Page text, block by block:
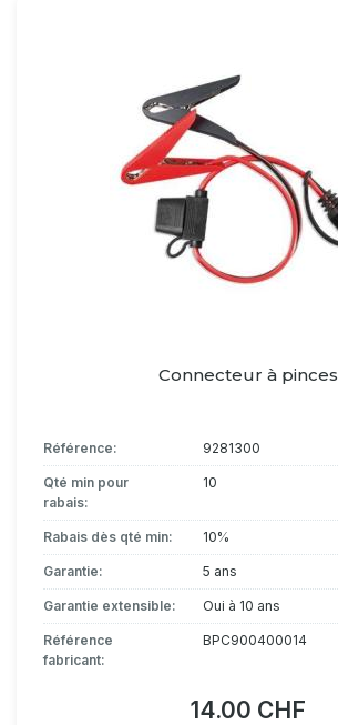
Connecteur à pinces
Référence: 9281300
Qté min pour
rabais:
10
Rabais dès qté min: 10%
Garantie: 5 ans
Garantie extensible: Oui à 10 ans
Référence
fabricant:
BPC900400014
14.00 CHF